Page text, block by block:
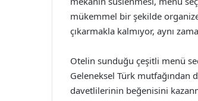
mükemmel bir şekilde
çıkarmakla kalmıyor, aynı
Otelin sunduğu çeşitli menü
Geleneksel Türk mutfağından
davetlilerinin beğenisini